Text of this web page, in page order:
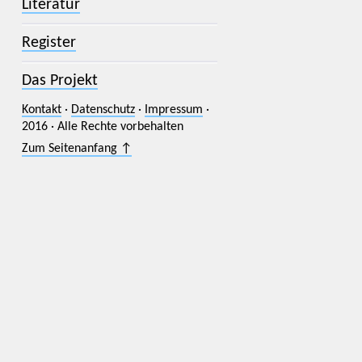
Literatur
Register
Das Projekt
Kontakt· Datenschutz· Impressum ·
2016 · Alle Rechte vorbehalten
Zum Seitenanfang ↑